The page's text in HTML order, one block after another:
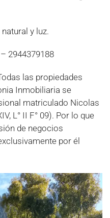
y luz.
2944379188
las propiedades
Inmobiliaria se
matriculado Nicolas
L° II F° 09). Por lo que
de negocios
por él